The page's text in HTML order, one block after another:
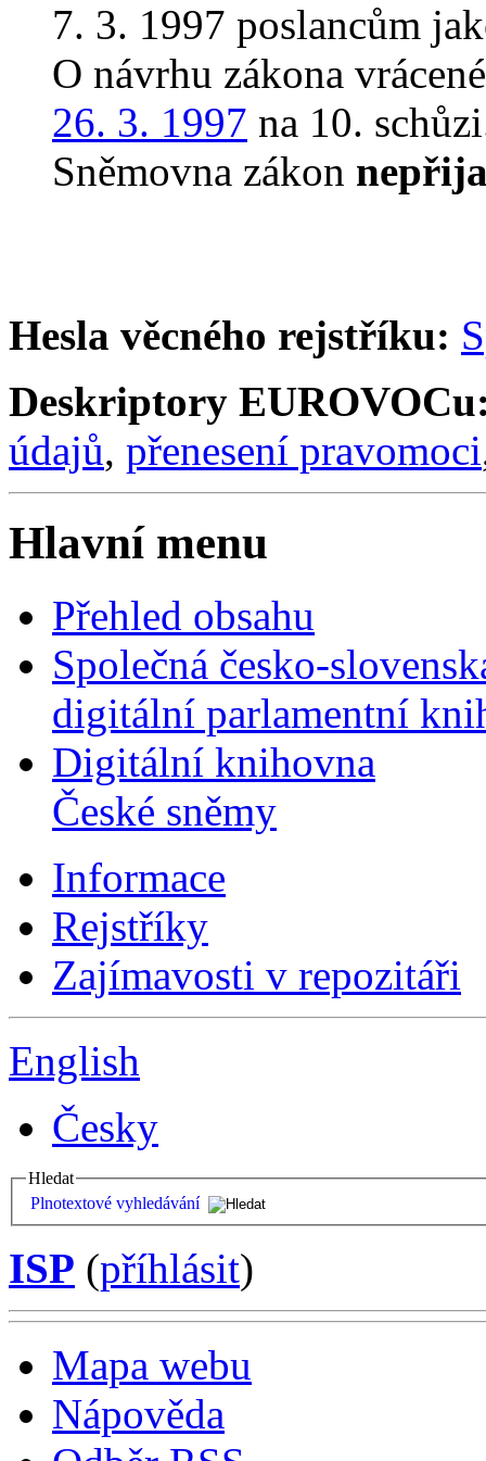
7. 3. 1997 poslancům
O návrhu zákona
26. 3. 1997 na 10.
Sněmovna zákon
Hesla věcného rejstříku:
Deskriptory
údajů, přenesení pravomoci
Hlavní menu
Přehled obsahu
Společná česko-
digitální parlamentní
Digitální knihovna
České sněmy
Informace
Rejstříky
Zajímavosti v repozitáři
English
Česky
Hledat
Plnotextové vyhledávání
ISP (příhlásit)
Mapa webu
Nápověda